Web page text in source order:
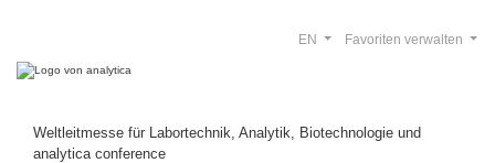
Weltleitmesse für Labortechnik, Analytik, Biotechnologie und
analytica conference
Favoriten verwalten
EN